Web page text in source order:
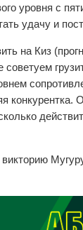
уровня с
удачу и
на Киз
викторию